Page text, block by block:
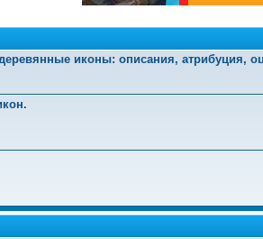
иконы: описания, атрибуция,